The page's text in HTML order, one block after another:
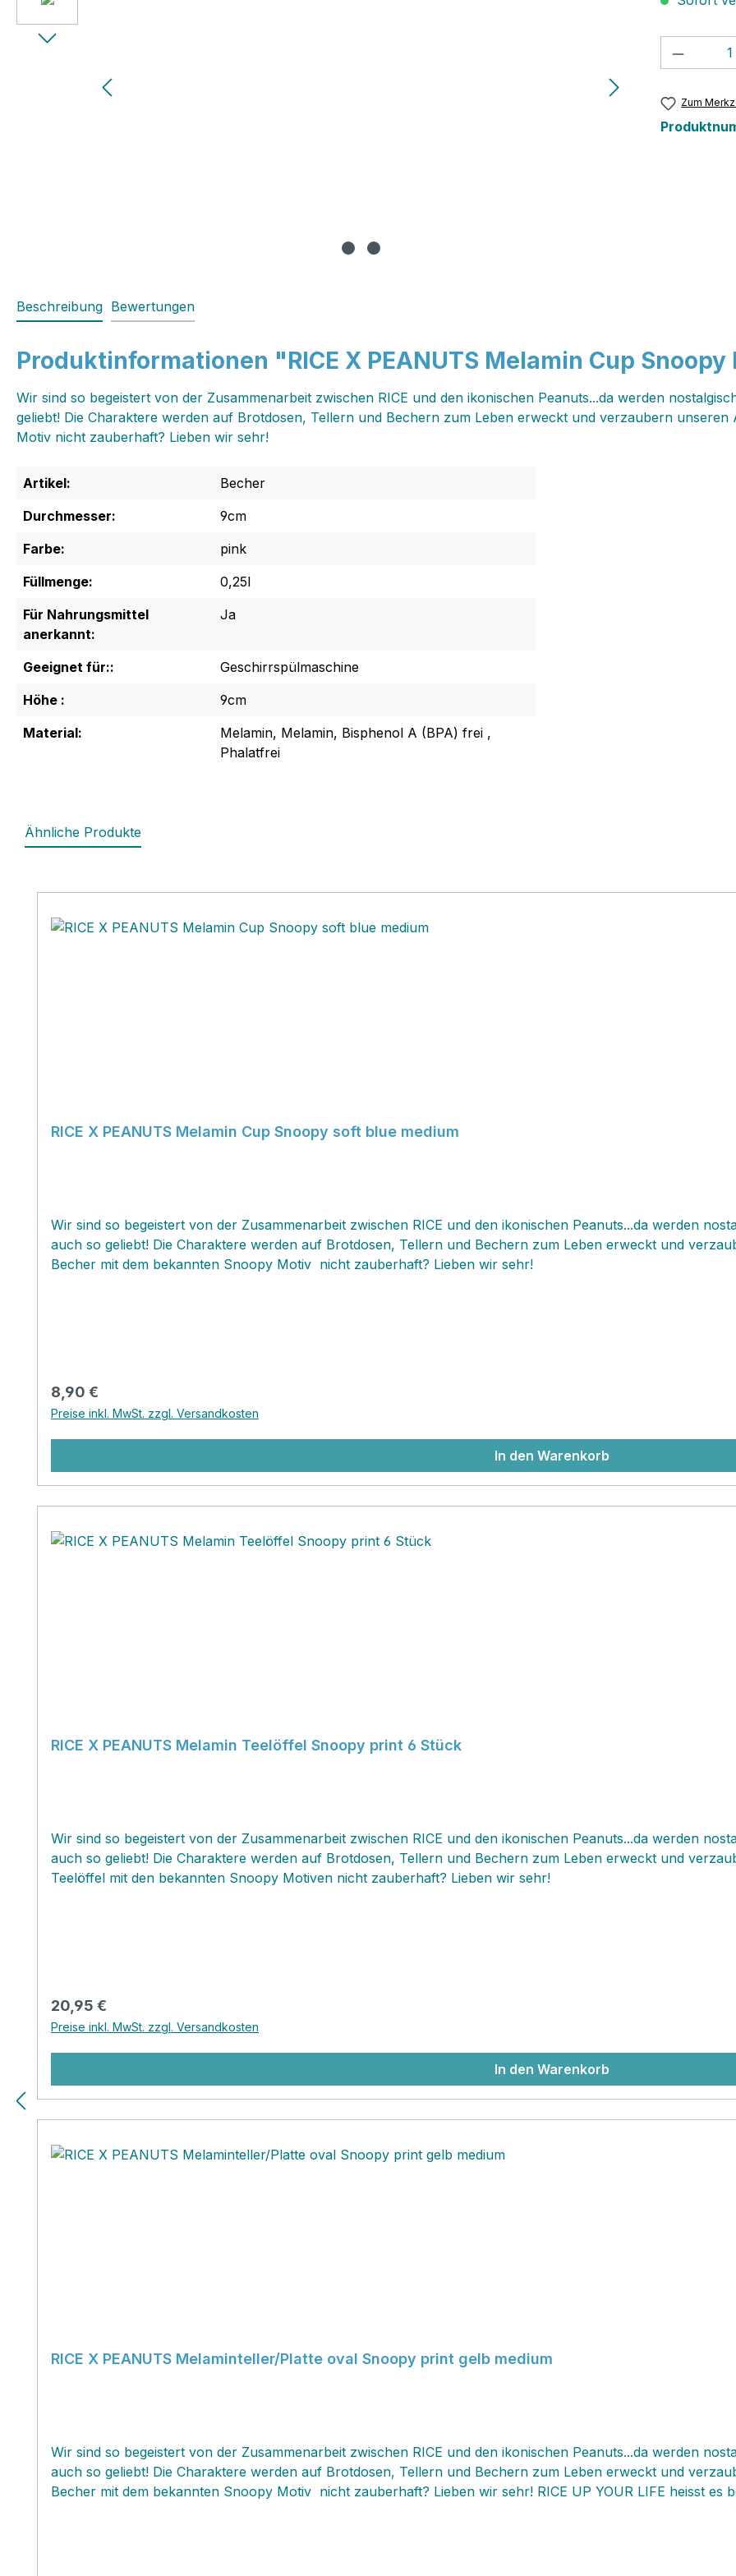
Zum
Beschreibung Bewertungen
Produktinformationen "RICE X PEANUTS Melamin Cup
Wir sind so begeistert von der Zusammenarbeit zwischen RICE und den ikonischen Peanuts...da werden
geliebt! Die Charaktere werden auf Brotdosen, Tellern und Bechern zum Leben erweckt und verzaubern
Motiv nicht zauberhaft? Lieben wir sehr!
Artikel:
Becher
Durchmesser:
9cm
Farbe:
pink
Füllmenge:
0,25l
Für Nahrungsmittel
anerkannt:
Ja
Geeignet für::
Geschirrspülmaschine
Höhe :
9cm
Material:
Melamin, Melamin, Bisphenol A (BPA) frei ,
Phalatfrei
Ähnliche Produkte
RICE X PEANUTS Melamin Cup Snoopy soft blue medium
Wir sind so begeistert von der Zusammenarbeit zwischen RICE und den ikonischen Peanuts...da werden
auch so geliebt! Die Charaktere werden auf Brotdosen, Tellern und Bechern zum Leben erweckt und
Becher mit dem bekannten Snoopy Motiv nicht zauberhaft? Lieben wir sehr!
Regulärer Preis:
8,90 €
Preise inkl. MwSt. zzgl. Versandkosten
In den Warenkorb
RICE X PEANUTS Melamin Teelöffel Snoopy print 6 Stück
Wir sind so begeistert von der Zusammenarbeit zwischen RICE und den ikonischen Peanuts...da werden
auch so geliebt! Die Charaktere werden auf Brotdosen, Tellern und Bechern zum Leben erweckt und
Teelöffel mit den bekannten Snoopy Motiven nicht zauberhaft? Lieben wir sehr!
Regulärer Preis:
20,95 €
Preise inkl. MwSt. zzgl. Versandkosten
In den Warenkorb
RICE X PEANUTS Melaminteller/Platte oval Snoopy print gelb medium
Wir sind so begeistert von der Zusammenarbeit zwischen RICE und den ikonischen Peanuts...da werden
auch so geliebt! Die Charaktere werden auf Brotdosen, Tellern und Bechern zum Leben erweckt und
Becher mit dem bekannten Snoopy Motiv nicht zauberhaft? Lieben wir sehr! RICE UP YOUR LIFE heisst es bei dieser dänischen Firma und in der Tat bringen